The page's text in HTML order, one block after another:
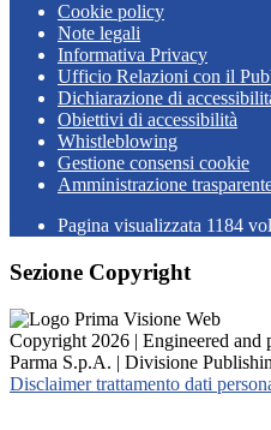
Cookie policy
Note legali
Informativa Privacy
Ufficio Relazioni con il
Dichiarazione di
Obiettivi di accessibilità
Whistleblowing
Gestione consensi cookie
Amministrazione
Pagina visualizzata 1184
Sezione Copyright
Copyright 2026 | Engineered and
Parma S.p.A. | Divisione
Disclaimer trattamento dati